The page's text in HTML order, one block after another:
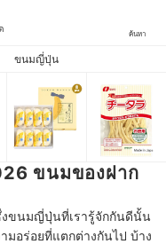
ค้นหา
ขนมญี่ปุ่น
ขนมของฝาก
ขนมญี่ปุ่นที่เรารู้จักกันดีนั้น
อร่อยที่แตกต่างกันไป บ้าง